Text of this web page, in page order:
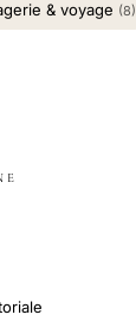
& voyage (8)